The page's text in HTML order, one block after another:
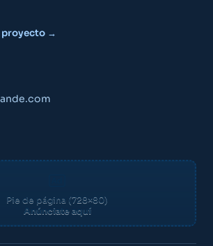
proyecto →
Pie de página (728×80)
Anúnciate aquí